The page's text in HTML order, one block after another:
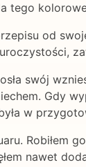
tego
od
swój
Gdy
w
Robiłem
nawet